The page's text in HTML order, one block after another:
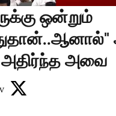
ஒன்றும்
அதிர்ந்த அவை